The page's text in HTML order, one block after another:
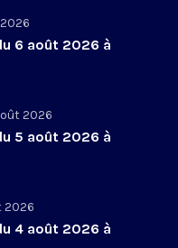
6 août 2026 à
2026
5 août 2026 à
2026
4 août 2026 à